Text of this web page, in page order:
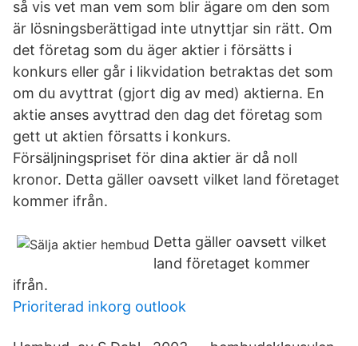
så vis vet man vem som blir ägare om den som
är lösningsberättigad inte utnyttjar sin rätt. Om
det företag som du äger aktier i försätts i
konkurs eller går i likvidation betraktas det som
om du avyttrat (gjort dig av med) aktierna. En
aktie anses avyttrad den dag det företag som
gett ut aktien försatts i konkurs.
Försäljningspriset för dina aktier är då noll
kronor. Detta gäller oavsett vilket land företaget
kommer ifrån.
Detta gäller oavsett vilket
land företaget kommer
ifrån.
Prioriterad inkorg outlook